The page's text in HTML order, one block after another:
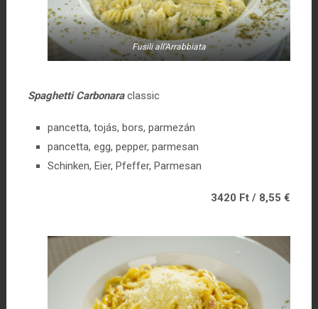
Fusili all’Arrabbiata
Spaghetti Carbonaraclassic
pancetta, tojás, bors, parmezán
pancetta, egg, pepper, parmesan
Schinken, Eier, Pfeffer, Parmesan
3420 Ft / 8,55 €